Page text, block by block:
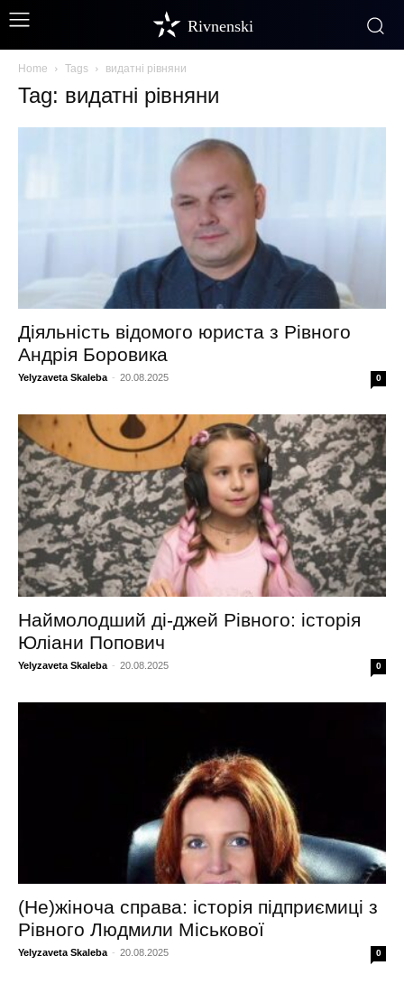
Rivnenski
Home Tags видатні рівняни
Tag: видатні рівняни
Діяльність відомого юриста з Рівного
Андрія Боровика
Yelyzaveta Skaleba - 20.08.2025 0
Наймолодший ді-джей Рівного: історія
Юліани Попович
Yelyzaveta Skaleba - 20.08.2025 0
(Не)жіноча справа: історія підприємиці з
Рівного Людмили Міськової
Yelyzaveta Skaleba - 20.08.2025 0